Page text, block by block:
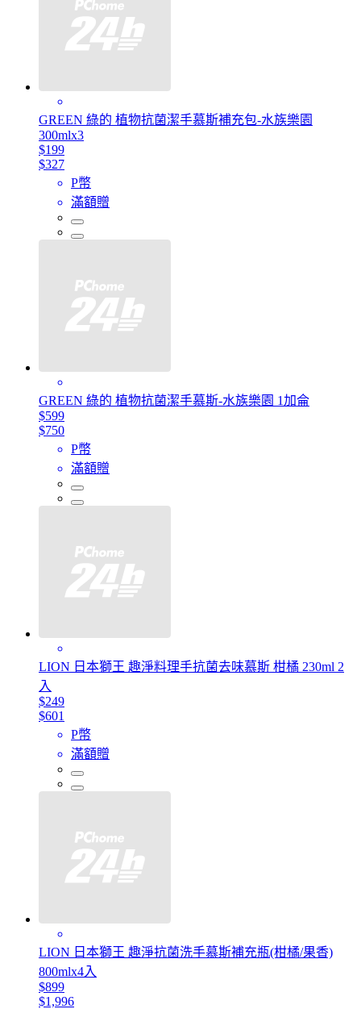
GREEN 綠的 植物抗菌潔手慕斯補充包-水族樂園
300mlx3
$199
$327
P幣
滿額贈
GREEN 綠的 植物抗菌潔手慕斯-水族樂園 1加侖
$599
$750
P幣
滿額贈
LION 日本獅王 趣淨料理手抗菌去味慕斯 柑橘 230ml 2
入
$249
$601
P幣
滿額贈
LION 日本獅王 趣淨抗菌洗手慕斯補充瓶(柑橘/果香)
800mlx4入
$899
$1,996